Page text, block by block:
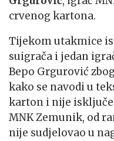
crvenog kartona.
Tijekom utakmice
suigrača i jedan
Bepo Grgurović
kako se navodi u
karton i nije
MNK Zemunik, od
nije sudjelovao u